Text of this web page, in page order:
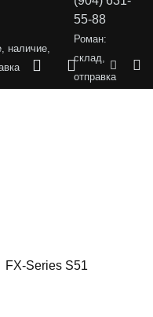
наличие,
55-88
Роман:
склад,
отправка
FX-Series S51